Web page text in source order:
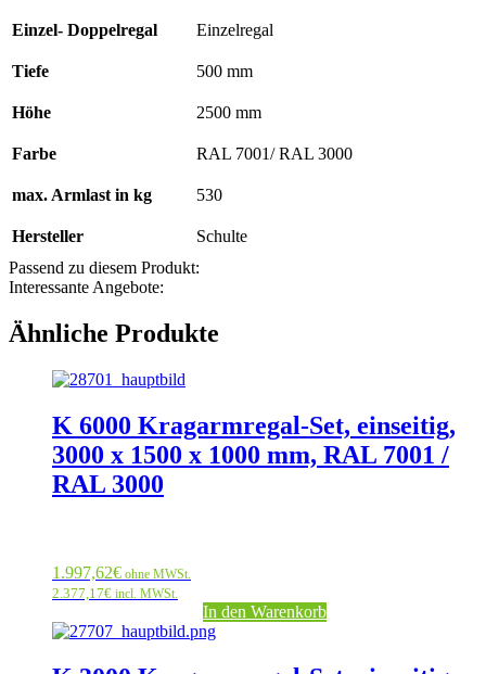
7001
RAL
Menge
Einzel- Doppelregal Einzelregal
Tiefe 500 mm
Höhe 2500 mm
Farbe RAL 7001/ RAL 3000
max. Armlast in kg 530
Hersteller
Schulte
Passend zu diesem Produkt:
Interessante Angebote:
Ähnliche Produkte
K 6000 Kragarmregal-Set, einseitig,
3000 x 1500 x 1000 mm, RAL 7001 /
RAL 3000
1.997,62€ ohne MWSt.
2.377,17€ incl. MWSt.
In den Warenkorb